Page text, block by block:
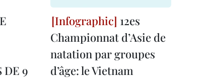
DE 9
12es
Championnat d’Asie de
natation par groupes
d’âge: le Vietnam